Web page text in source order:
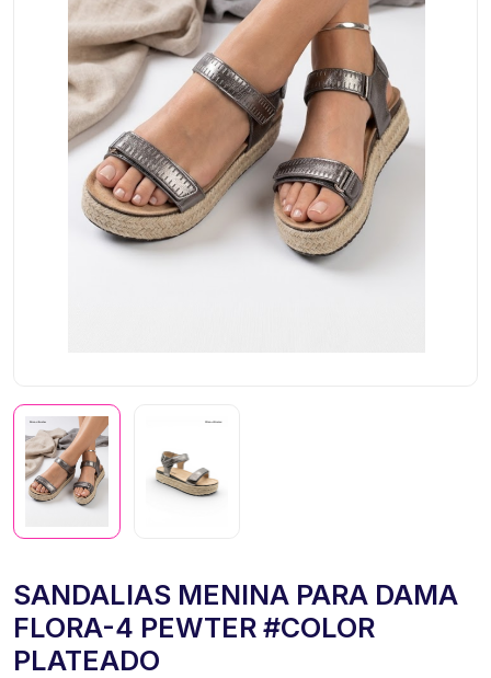
SANDALIAS MENINA PARA DAMA
FLORA-4 PEWTER #COLOR
PLATEADO